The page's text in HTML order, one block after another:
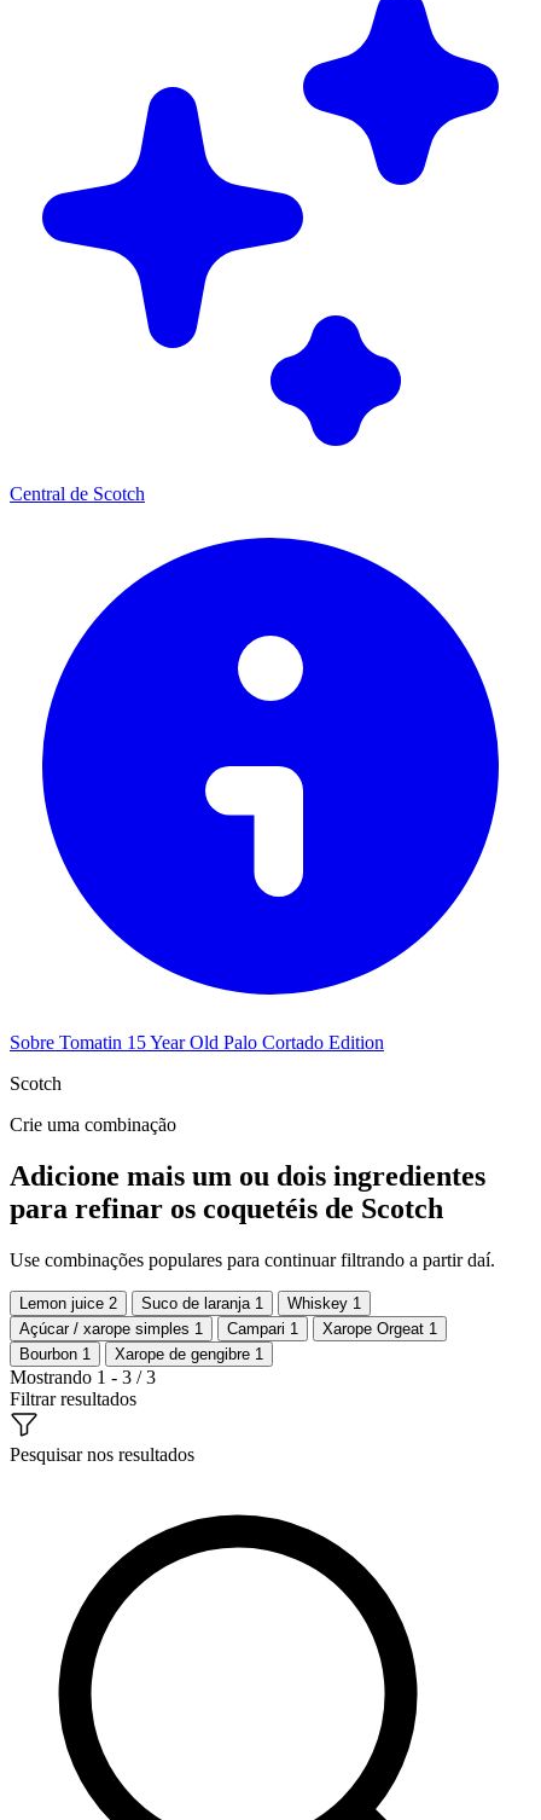
Central de Scotch
Sobre Tomatin 15 Year Old Palo Cortado Edition
Scotch
Crie uma combinação
Adicione mais um ou dois ingredientes
para refinar os coquetéis de Scotch
Use combinações populares para continuar filtrando a partir daí.
Lemon juice 2 Suco de laranja 1 Whiskey 1
Açúcar / xarope simples 1 Campari 1 Xarope Orgeat 1
Bourbon 1 Xarope de gengibre 1
Mostrando 1 - 3 / 3
Filtrar resultados
Pesquisar nos resultados